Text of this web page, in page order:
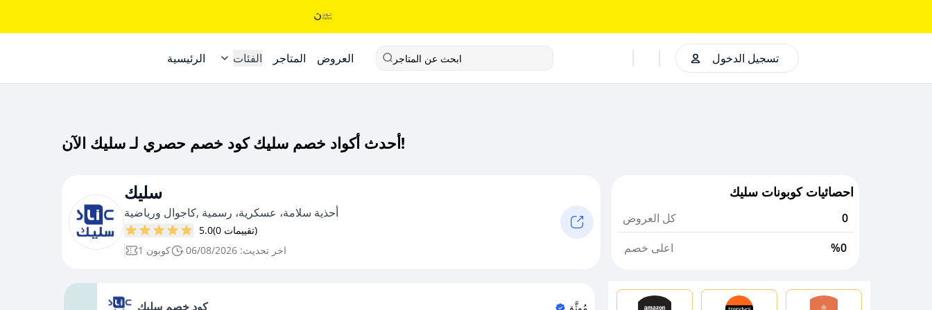
الرئيسية الفئات المتاجر العروض ابحث عن المتاجر تسجيل الدخول
أحدث أكواد خصم سليك كود خصم حصري لـ سليك الآن!
سليك
أحذية سلامة، عسكرية، رسمية ,كاجوال ورياضية
5.0
(0 تقييمات)
1 كوبون
اخر تحديث: 06/08/2026
احصائيات كوبونات سليك
كل العروض
0
اعلى خصم
%0
كود خصم سليك